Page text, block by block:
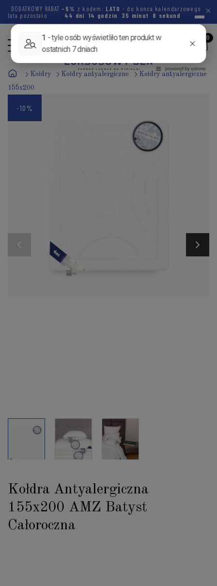
DODATKOWY RABAT -5% z kodem: LATO - do końca kalendarzowego
lata pozostało
44 dni 14 godzin 35 minut 7 sekund
Kołdry Kołdry antyalergiczne Kołdry antyalergiczne
155x200
Kołdra Antyalergiczna
155x200 AMZ Batyst
Całoroczna
-10%